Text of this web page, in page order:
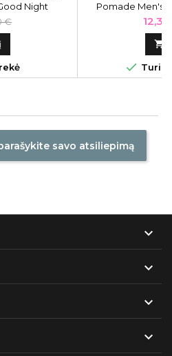
Night
ml
€
Pomade Men's
skirtas
Kaina


savo atsiliepimą



